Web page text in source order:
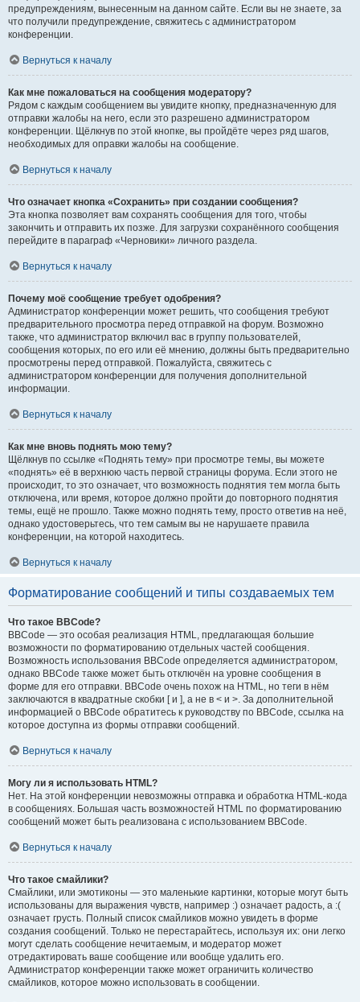
предупреждениям, вынесенным на данном сайте. Если вы не знаете, за
что получили предупреждение, свяжитесь с администратором
конференции.
Вернуться к началу
Как мне пожаловаться на сообщения модератору?
Рядом с каждым сообщением вы увидите кнопку, предназначенную для
отправки жалобы на него, если это разрешено администратором
конференции. Щёлкнув по этой кнопке, вы пройдёте через ряд шагов,
необходимых для оправки жалобы на сообщение.
Вернуться к началу
Что означает кнопка «Сохранить» при создании сообщения?
Эта кнопка позволяет вам сохранять сообщения для того, чтобы
закончить и отправить их позже. Для загрузки сохранённого сообщения
перейдите в параграф «Черновики» личного раздела.
Вернуться к началу
Почему моё сообщение требует одобрения?
Администратор конференции может решить, что сообщения требуют
предварительного просмотра перед отправкой на форум. Возможно
также, что администратор включил вас в группу пользователей,
сообщения которых, по его или её мнению, должны быть предварительно
просмотрены перед отправкой. Пожалуйста, свяжитесь с
администратором конференции для получения дополнительной
информации.
Вернуться к началу
Как мне вновь поднять мою тему?
Щёлкнув по ссылке «Поднять тему» при просмотре темы, вы можете
«поднять» её в верхнюю часть первой страницы форума. Если этого не
происходит, то это означает, что возможность поднятия тем могла быть
отключена, или время, которое должно пройти до повторного поднятия
темы, ещё не прошло. Также можно поднять тему, просто ответив на неё,
однако удостоверьтесь, что тем самым вы не нарушаете правила
конференции, на которой находитесь.
Вернуться к началу
Форматирование сообщений и типы создаваемых тем
Что такое BBCode?
BBCode — это особая реализация HTML, предлагающая большие
возможности по форматированию отдельных частей сообщения.
Возможность использования BBCode определяется администратором,
однако BBCode также может быть отключён на уровне сообщения в
форме для его отправки. BBCode очень похож на HTML, но теги в нём
заключаются в квадратные скобки [ и ], а не в < и >. За дополнительной
информацией о BBCode обратитесь к руководству по BBCode, ссылка на
которое доступна из формы отправки сообщений.
Вернуться к началу
Могу ли я использовать HTML?
Нет. На этой конференции невозможны отправка и обработка HTML-кода
в сообщениях. Большая часть возможностей HTML по форматированию
сообщений может быть реализована с использованием BBCode.
Вернуться к началу
Что такое смайлики?
Смайлики, или эмотиконы — это маленькие картинки, которые могут быть
использованы для выражения чувств, например :) означает радость, а :(
означает грусть. Полный список смайликов можно увидеть в форме
создания сообщений. Только не перестарайтесь, используя их: они легко
могут сделать сообщение нечитаемым, и модератор может
отредактировать ваше сообщение или вообще удалить его.
Администратор конференции также может ограничить количество
смайликов, которое можно использовать в сообщении.